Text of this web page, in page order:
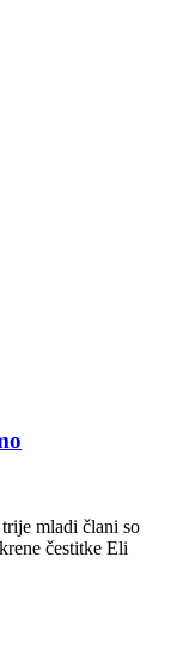
mladi člani so
čestitke Eli